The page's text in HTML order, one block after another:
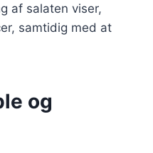
af salaten viser,
samtidig med at
og